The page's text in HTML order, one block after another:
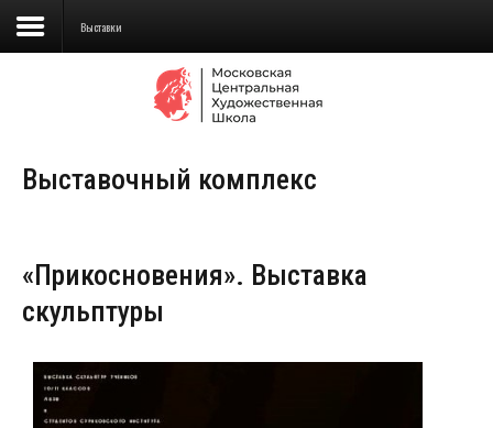
Сведения об образовательной
Школа
Детская Художественная школа
Поступающим
Подготовка
Образование
Выставки
Выставочный комплекс
«Прикосновения». Выставка
скульптуры